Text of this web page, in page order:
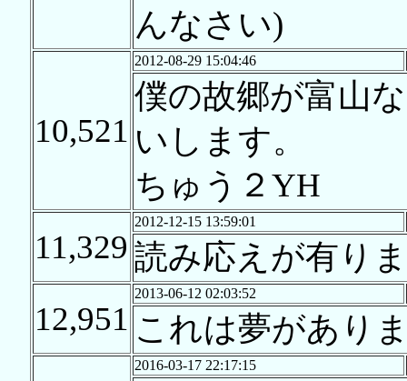
んなさい)
10,521
2012-08-29 15:04:46
僕の故郷が富山
いします。
ちゅう２YH
11,329
2012-12-15 13:59:01
読み応えが有り
12,951
2013-06-12 02:03:52
これは夢があり
2016-03-17 22:17:15